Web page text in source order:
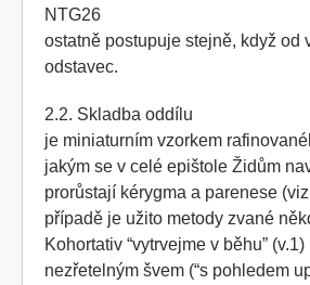
NTG26
ostatně postupuje stejně, když od
odstavec.
2.2. Skladba oddílu
je miniaturním vzorkem
jakým se v celé epištole Židům
prorůstají kérygma a parenese
případě je užito metody zvané
Kohortativ “vytrvejme v běhu”
nezřetelným švem (“s pohledem